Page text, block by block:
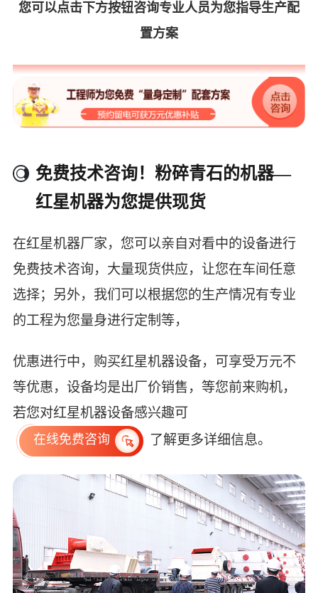
您可以点击下方按钮咨询专业人员为您指导生产配
置方案
免费技术咨询！粉碎青石的机器—
红星机器为您提供现货
在红星机器厂家，您可以亲自对看中的设备进行
免费技术咨询，大量现货供应，让您在车间任意
选择；另外，我们可以根据您的生产情况有专业
的工程为您量身进行定制等，
优惠进行中，购买红星机器设备，可享受万元不
等优惠，设备均是出厂价销售，等您前来购机，
若您对红星机器设备感兴趣可
在线免费咨询 了解更多详细信息。